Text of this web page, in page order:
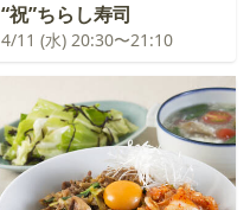
“祝”ちらし寿司
4/11 (水) 20:30〜21:10